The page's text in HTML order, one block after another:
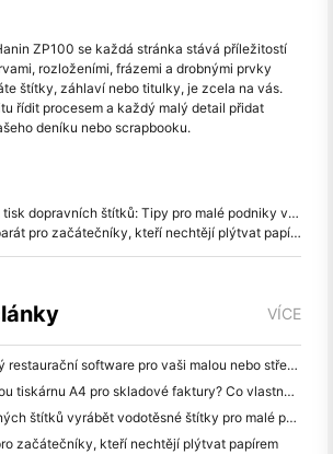
ZP100 se každá stránka stává příležitostí
rozloženími, frázemi a drobnými prvky
štítky, záhlaví nebo titulky, je zcela na vás.
řídit procesem a každý malý detail přidat
deníku nebo scrapbooku.
dopravních štítků: Tipy pro malé podniky v roce 2026
pro začátečníky, kteří nechtějí plýtvat papírem
VÍCE
Jak si vybrat správný restaurační software pro vaši malou nebo střední restauraci
Potřebujete přenosnou tiskárnu A4 pro skladové faktury? Co vlastně funguje
Může tiskárna tepelných štítků vyrábět vodotěsné štítky pro malé podniky?
začátečníky, kteří nechtějí plýtvat papírem